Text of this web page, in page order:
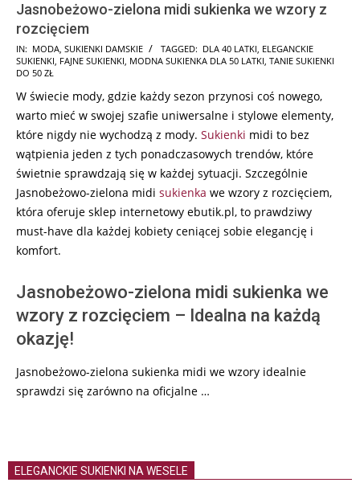
Jasnobeżowo-zielona midi sukienka we wzory z
rozcięciem
2024-
09-
IN: MODA, SUKIENKI DAMSKIE TAGGED: DLA 40 LATKI, ELEGANCKIE
SUKIENKI, FAJNE SUKIENKI, MODNA SUKIENKA DLA 50 LATKI, TANIE SUKIENKI
DO 50 ZŁ
W świecie mody, gdzie każdy sezon przynosi coś nowego,
warto mieć w swojej szafie uniwersalne i stylowe elementy,
które nigdy nie wychodzą z mody. Sukienki midi to bez
wątpienia jeden z tych ponadczasowych trendów, które
świetnie sprawdzają się w każdej sytuacji. Szczególnie
Jasnobeżowo-zielona midi sukienka we wzory z rozcięciem,
która oferuje sklep internetowy ebutik.pl, to prawdziwy
must-have dla każdej kobiety ceniącej sobie elegancję i
komfort.
Jasnobeżowo-zielona midi sukienka we
wzory z rozcięciem – Idealna na każdą
okazję!
Jasnobeżowo-zielona sukienka midi we wzory idealnie
sprawdzi się zarówno na oficjalne …
ELEGANCKIE SUKIENKI NA WESELE